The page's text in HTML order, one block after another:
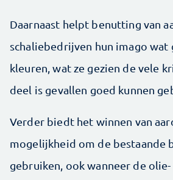
Daarnaast helpt benutting van
schaliebedrijven hun imago wat
kleuren, wat ze gezien de vele
deel is gevallen goed kunnen
Verder biedt het winnen van
mogelijkheid om de bestaande
gebruiken, ook wanneer de